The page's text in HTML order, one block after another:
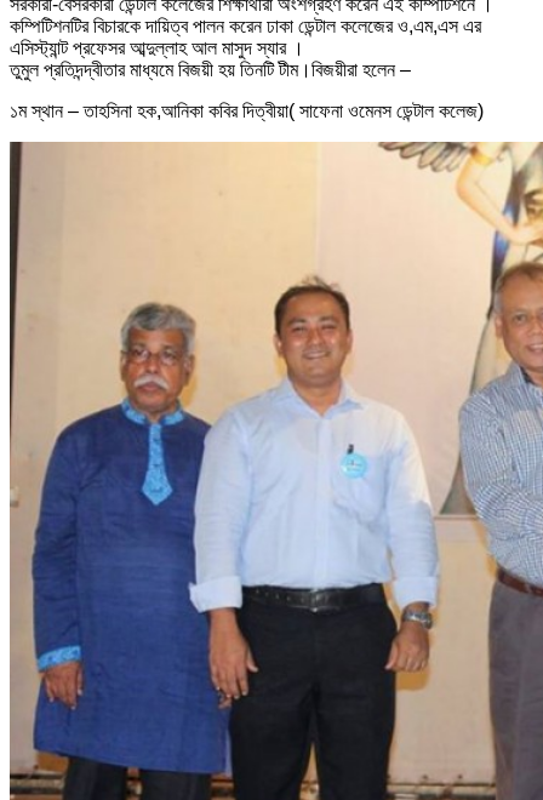
সরকারী-বেসরকারী ডেন্টাল কলেজের শিক্ষার্থীরা অংশগ্রহণ করেন এই কম্পিটিশনে ।
কম্পিটিশনটির বিচারকে দায়িত্ব পালন করেন ঢাকা ডেন্টাল কলেজের ও,এম,এস এর
এসিস্ট্যান্ট প্রফেসর আব্দুল্লাহ আল মাসুদ স্যার ।
তুমুল প্রতিদন্দ্বীতার মাধ্যমে বিজয়ী হয় তিনটি টীম।বিজয়ীরা হলেন –
১ম স্থান – তাহসিনা হক,আনিকা কবির দিত্বীয়া( সাফেনা ওমেনস ডেন্টাল কলেজ)